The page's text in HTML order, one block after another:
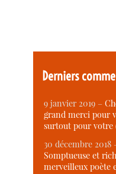
Derniers
9 janvier 2019 –
grand merci pour
surtout pour votre
30 décembre 2018
Somptueuse et
merveilleux poète